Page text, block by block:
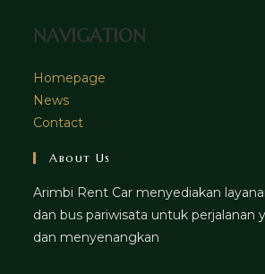
NAVIGATION
Homepage
News
Contact
About Us
Arimbi Rent Car menyediakan
dan bus pariwisata untuk perjalanan
dan menyenangkan